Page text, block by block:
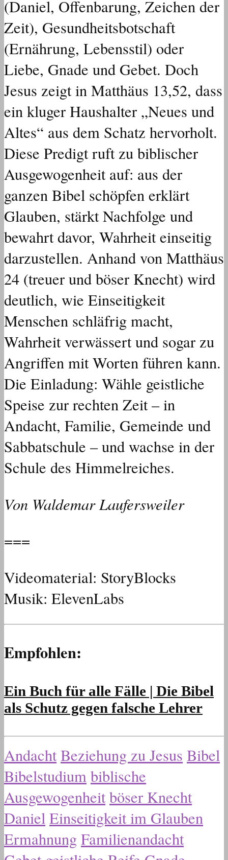
(Daniel, Offenbarung, Zeichen der
Zeit), Gesundheitsbotschaft
(Ernährung, Lebensstil) oder
Liebe, Gnade und Gebet. Doch
Jesus zeigt in Matthäus 13,52, dass
ein kluger Haushalter „Neues und
Altes“ aus dem Schatz hervorholt.
Diese Predigt ruft zu biblischer
Ausgewogenheit auf: aus der
ganzen Bibel schöpfen erklärt
Glauben, stärkt Nachfolge und
bewahrt davor, Wahrheit einseitig
darzustellen. Anhand von Matthäus
24 (treuer und böser Knecht) wird
deutlich, wie Einseitigkeit
Menschen schläfrig macht,
Wahrheit verwässert und sogar zu
Angriffen mit Worten führen kann.
Die Einladung: Wähle geistliche
Speise zur rechten Zeit – in
Andacht, Familie, Gemeinde und
Sabbatschule – und wachse in der
Schule des Himmelreiches.
Von Waldemar Laufersweiler
===
Videomaterial: StoryBlocks
Musik: ElevenLabs
Empfohlen:
Ein Buch für alle Fälle | Die Bibel
als Schutz gegen falsche Lehrer
AndachtBeziehung zu Jesus Bibel
Bibelstudiumbiblische
Ausgewogenheitböser Knecht
DanielEinseitigkeit im Glauben
ErmahnungFamilienandacht